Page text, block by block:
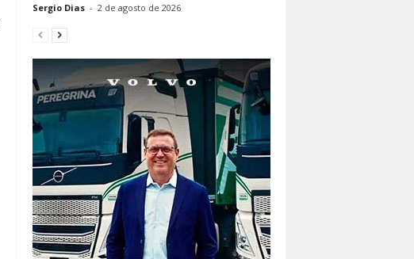
Sergio Dias - 2 de agosto de 2026